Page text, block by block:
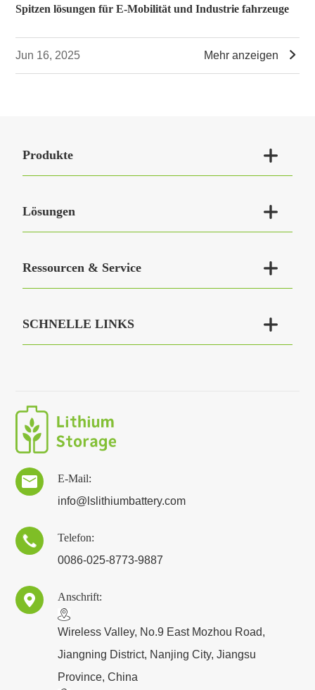
Spitzen lösungen für E-Mobilität und Industrie fahrzeuge
Jun 16, 2025 Mehr anzeigen 
Produkte 
Lösungen 
Ressourcen & Service 
SCHNELLE LINKS 

E-Mail:
info@lslithiumbattery.com

Telefon:
0086-025-8773-9887
 Anschrift:
​Wireless Valley, No.9 East Mozhou Road,
Jiangning District, Nanjing City, Jiangsu
Province, China